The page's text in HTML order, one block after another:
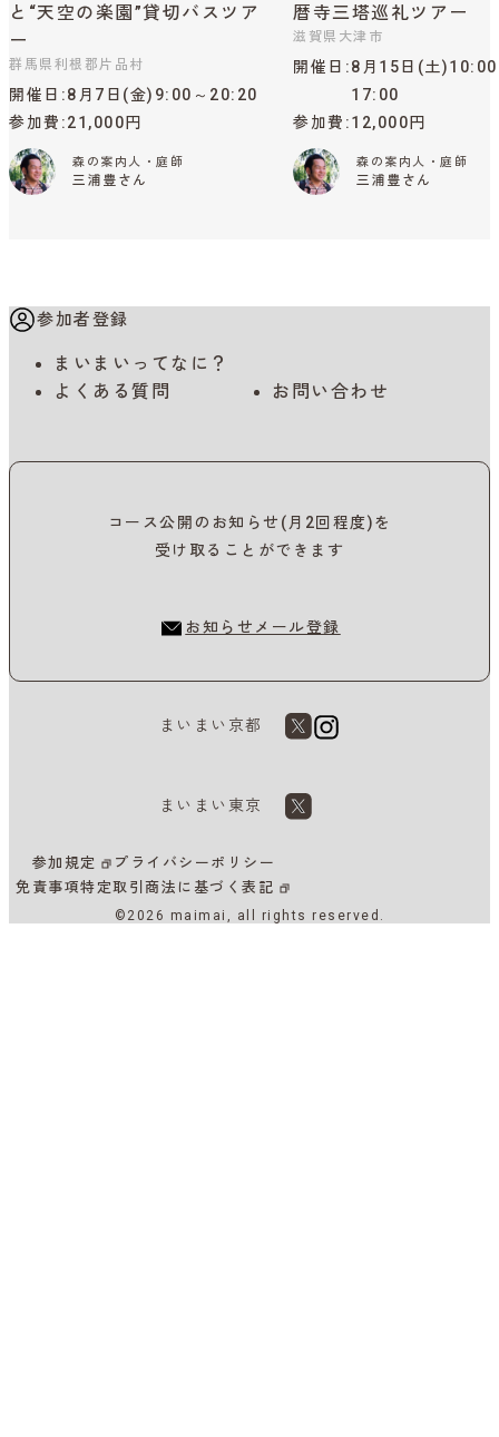
と“天空の楽園”貸切バスツア
ー
群馬県利根郡片品村
開催日
8月7日(金)9:00～20:20
参加費 21,000円
森の案内人・庭師
三浦豊さん
暦寺三塔巡礼ツアー
滋賀県大津市
開催日
8月15日(土
17:00
参加費 12,000円
森の案内人・庭師
三浦豊さん
参加者登録
まいまいってなに？
よくある質問
お問い合わせ
コース公開のお知らせ(月2回程度)を
受け取ることができます
お知らせメール登録
まいまい京都
まいまい東京
参加規定
プライバシーポリシー
免責事項特定取引商法に基づく表記
©2026 maimai, all rights reserved.